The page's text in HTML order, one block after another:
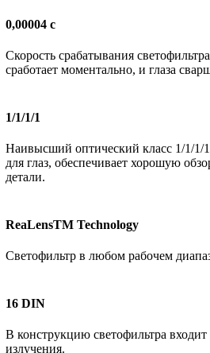
0,00004 с
Скорость срабатывания
сработает моментально, и глаза
1/1/1/1
Наивысший оптический класс 1/1/1/1
для глаз, обеспечивает хорошую
детали.
ReaLensTM Technology
Светофильтр в любом рабочем
16 DIN
В конструкцию светофильтра
излучения.